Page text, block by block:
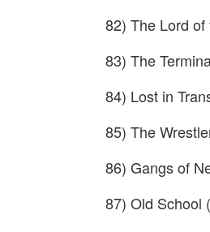
82) The Lord
83) The
84) Lost in
85) The
86) Gangs of
87) Old School